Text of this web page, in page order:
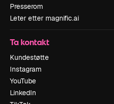
Presserom
Leter etter magnific.ai
Ta kontakt
Kundestøtte
Instagram
YouTube
LinkedIn